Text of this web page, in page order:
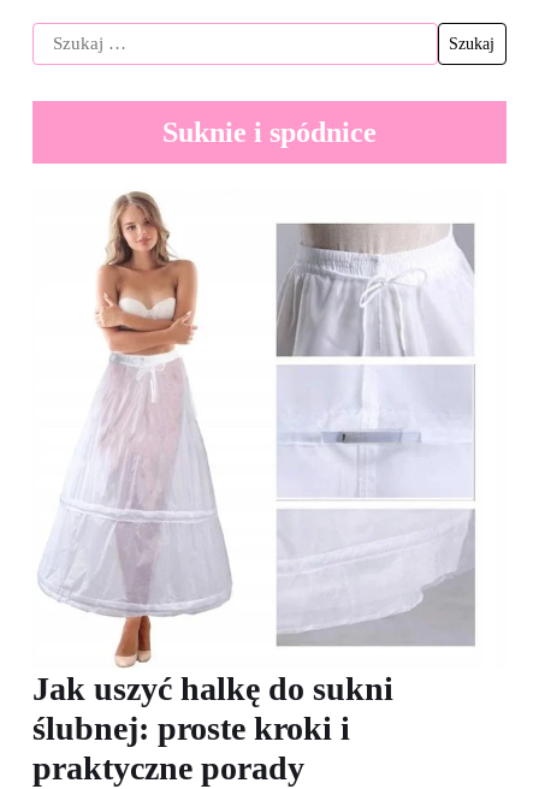
Suknie i spódnice
Jak uszyć halkę do sukni
ślubnej: proste kroki i
praktyczne porady